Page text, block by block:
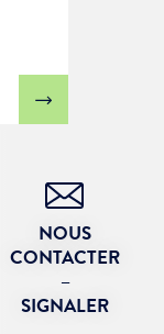
NOUS
CONTACTER
–
SIGNALER